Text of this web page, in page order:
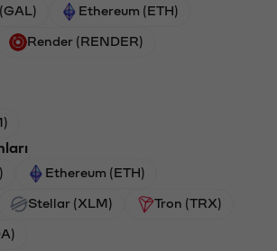
Ethereum (ETH)
Render (RENDER)
Ethereum (ETH)
Stellar (XLM) Tron (TRX)